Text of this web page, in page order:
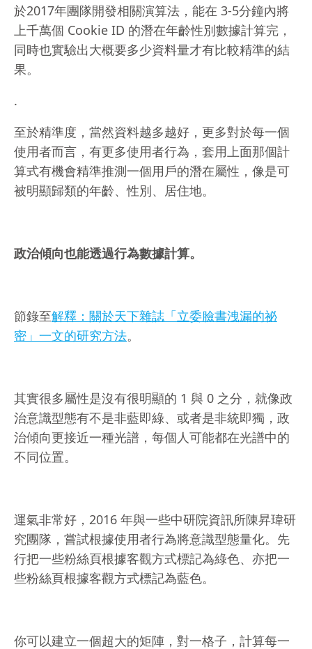
於2017年團隊開發相關演算法，能在 3-5分鐘內將
上千萬個 Cookie ID 的潛在年齡性別數據計算完，
同時也實驗出大概要多少資料量才有比較精準的結
果。
.
至於精準度，當然資料越多越好，更多對於每一個
使用者而言，有更多使用者行為，套用上面那個計
算式有機會精準推測一個用戶的潛在屬性，像是可
被明顯歸類的年齡、性別、居住地。
政治傾向也能透過行為數據計算。
節錄至解釋：關於天下雜誌「立委臉書洩漏的祕
密」一文的研究方法。
其實很多屬性是沒有很明顯的 1 與 0 之分，就像政
治意識型態有不是非藍即綠、或者是非統即獨，政
治傾向更接近一種光譜，每個人可能都在光譜中的
不同位置。
運氣非常好，2016 年與一些中研院資訊所陳昇瑋研
究團隊，嘗試根據使用者行為將意識型態量化。 先
行把一些粉絲頁根據客觀方式標記為綠色、亦把一
些粉絲頁根據客觀方式標記為藍色。
你可以建立一個超大的矩陣，對一格子，計算每一